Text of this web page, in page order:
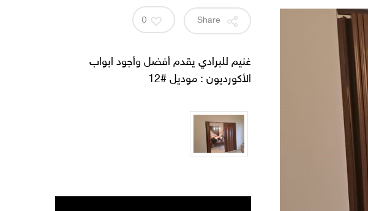
0
غنيم للبرادي يقدم أفضل وأجود ابواب
الأكورديون : موديل #12